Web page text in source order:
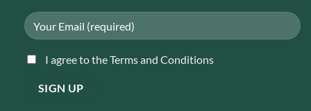
I agree to the Terms and Conditions